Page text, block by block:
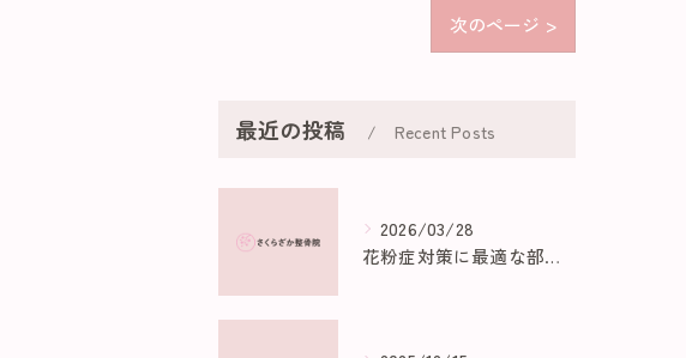
次のページ >
最近の投稿 Recent Posts
2026/03/28
花粉症対策に最適な部屋作りのポイント